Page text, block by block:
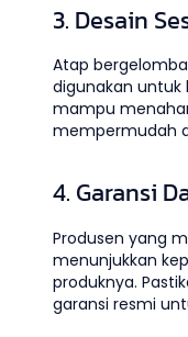
3. Desain
Atap
digunakan untuk
mampu
mempermudah
4. Garansi
Produsen yang
menunjukkan
produknya.
garansi resmi